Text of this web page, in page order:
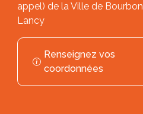
appel) de la Ville de Bourbon
Lancy
Renseignez vos
coordonnées